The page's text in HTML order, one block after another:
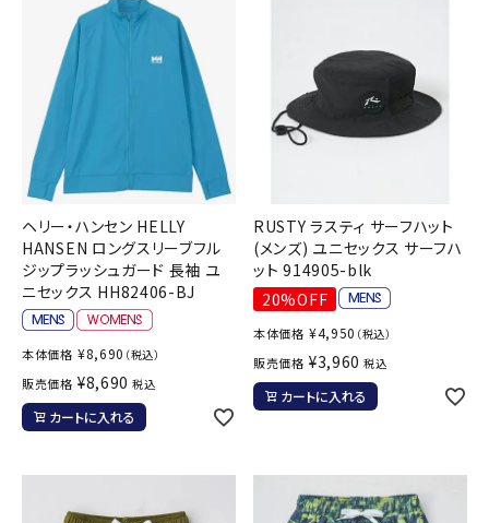
ヘリー・ハンセン HELLY
HANSEN ロングスリーブフル
ジップラッシュガード 長袖 ユ
ニセックス HH82406-BJ
本体価格 ¥8,690 （税込）
販売価格 ¥8,690 税込
カートに入れる
RUSTY ラスティ サーフハット
(メンズ) ユニセックス サーフハ
ット 914905-blk
20%OFF
本体価格 ¥4,950 （税込）
販売価格 ¥3,960 税込
カートに入れる